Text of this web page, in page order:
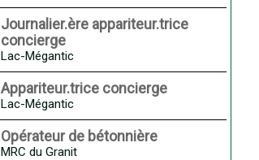
Journalier.ère appariteur.trice
concierge
Lac-Mégantic
Appariteur.trice concierge
Lac-Mégantic
Opérateur de bétonnière
MRC du Granit